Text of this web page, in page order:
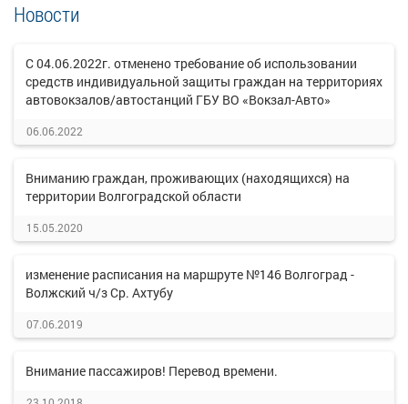
Новости
С 04.06.2022г. отменено требование об использовании
средств индивидуальной защиты граждан на территориях
автовокзалов/автостанций ГБУ ВО «Вокзал-Авто»
06.06.2022
Вниманию граждан, проживающих (находящихся) на
территории Волгоградской области
15.05.2020
изменение расписания на маршруте №146 Волгоград -
Волжский ч/з Ср. Ахтубу
07.06.2019
Внимание пассажиров! Перевод времени.